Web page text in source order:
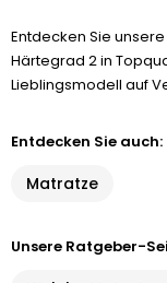
Entdecken Sie
Härtegrad 2 in
Lieblingsmodell auf
Entdecken Sie auch:
Matratze
Unsere Ratgeber-